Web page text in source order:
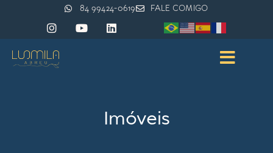
84 99424-0619 FALE COMIGO
Imóveis